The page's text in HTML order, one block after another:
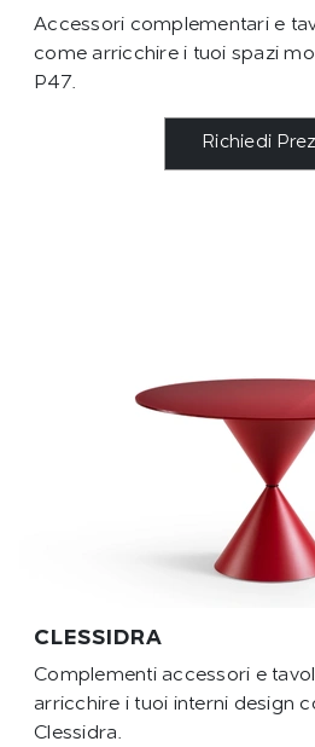
Accessori complementari e
come arricchire i tuoi spazi
P47.
Richiedi
CLESSIDRA
Complementi accessori e
arricchire i tuoi interni design
Clessidra.